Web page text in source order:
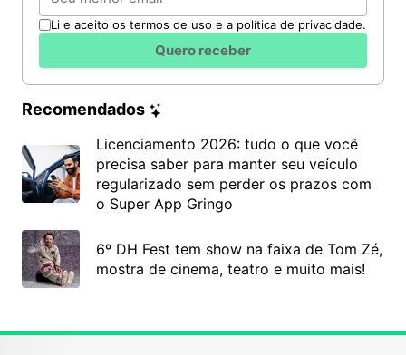
Li e aceito os termos de uso e a política de privacidade.
Quero receber
Recomendados
Licenciamento 2026: tudo o que você
precisa saber para manter seu veículo
regularizado sem perder os prazos com
o Super App Gringo
6º DH Fest tem show na faixa de Tom Zé,
mostra de cinema, teatro e muito mais!